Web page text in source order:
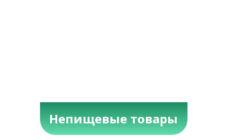
Непищевые товары